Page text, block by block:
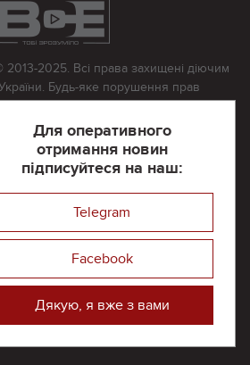
Для оперативного
отримання новин
підписуйтеся на наш:
Telegram
Facebook
Дякую, я вже з вами
2013-2025. Всі права захищені діючим
Будь-яке порушення прав
порядку. Будь-яке відтворення
з письмово дозволу редакції.
усіх матеріалів, розміщених
які містять посилання на інші
або інтернет-видання, несе редакційна
пошта:
Реклама на сайті
Розроблений та підтримується